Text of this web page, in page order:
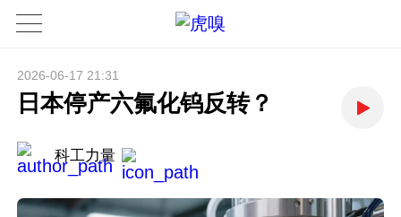
2026-06-17 21:31
日本停产六氟化钨反转？
科工力量